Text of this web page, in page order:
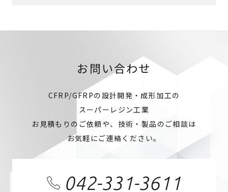
お問い合わせ
CFRP/GFRPの設計開発・成形加工の
スーパーレジン工業
お見積もりのご依頼や、技術・製品のご相談は
お気軽にご連絡ください。
042-331-3611